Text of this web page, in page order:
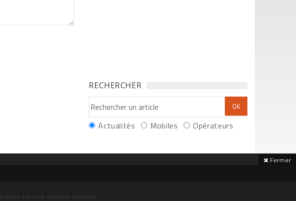
RECHERCHER
Actualités Mobiles Opérateurs
est une marque déposée.
Fermer